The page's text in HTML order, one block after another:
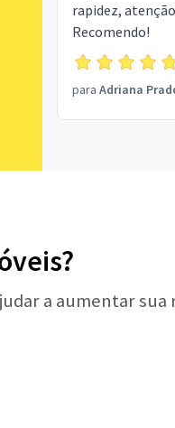
rapidez,
Recomendo!
para Adriana
a aumentar sua